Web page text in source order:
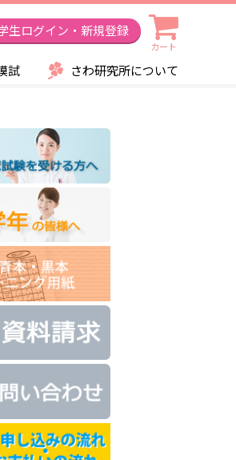
生ログイン・新規登録
カート
試 さわ研究所について